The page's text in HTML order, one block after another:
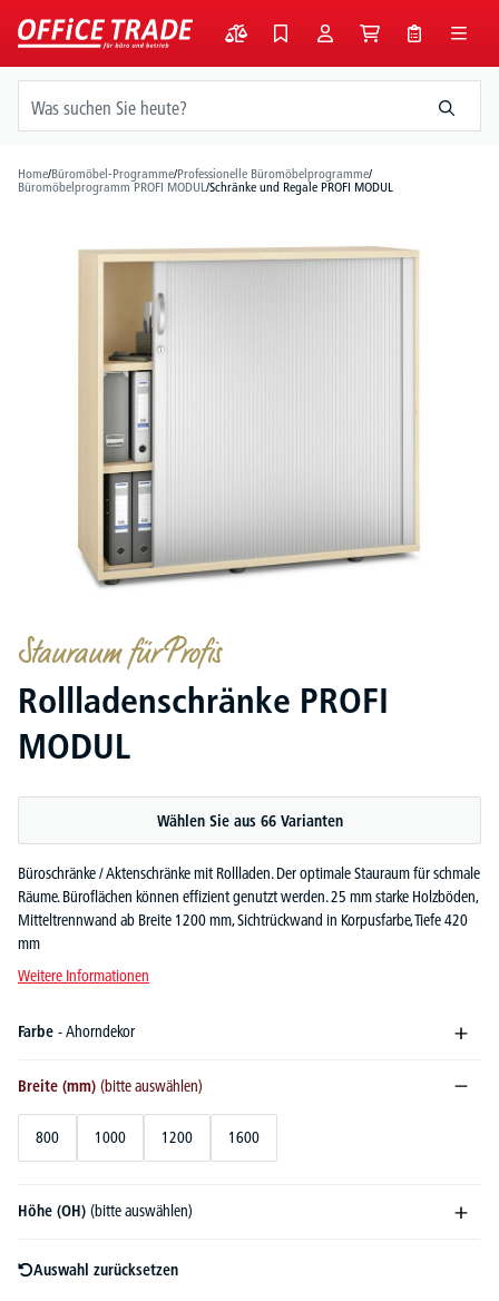
springen
Home/Büromöbel-Programme/Professionelle Büromöbelprogramme/
Büromöbelprogramm PROFI MODUL/Schränke und Regale PROFI MODUL
Stauraum für Profis
Rollladenschränke PROFI
MODUL
Wählen Sie aus 66 Varianten
Büroschränke / Aktenschränke mit Rollladen. Der optimale Stauraum für schmale
Räume. Büroflächen können effizient genutzt werden. 25 mm starke Holzböden,
Mitteltrennwand ab Breite 1200 mm, Sichtrückwand in Korpusfarbe, Tiefe 420
mm
Weitere Informationen
Farbe - Ahorndekor
Breite (mm) (bitte auswählen)
800 1000 1200 1600
Höhe (OH) (bitte auswählen)
Auswahl zurücksetzen